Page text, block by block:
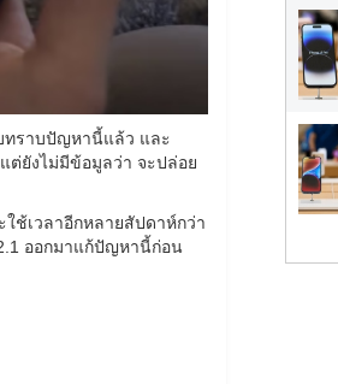
ทราบปัญหานี้แล้ว และ
ต่ยังไม่มีข้อมูลว่า จะปล่อย
ช้เวลาอีกหลายสัปดาห์กว่า
ออกมาแก้ปัญหานี้ก่อน